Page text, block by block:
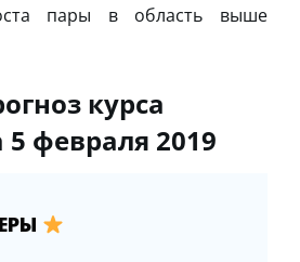
пары в область выше
курса
февраля 2019